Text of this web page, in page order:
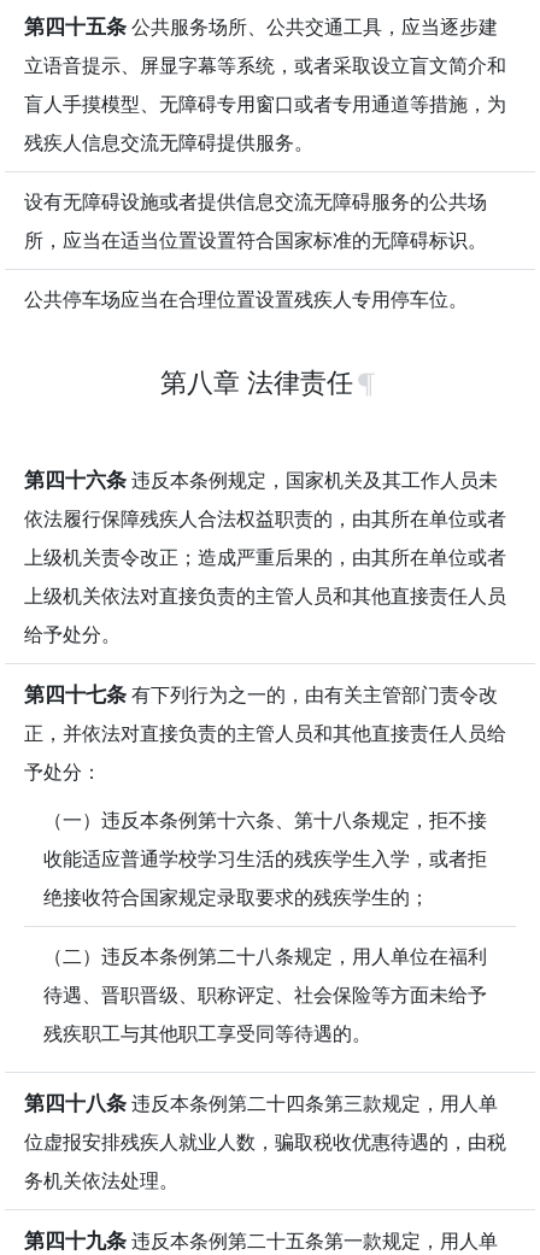
第四十五条公共服务场所、公共交通工具，应当逐步建
立语音提示、屏显字幕等系统，或者采取设立盲文简介和
盲人手摸模型、无障碍专用窗口或者专用通道等措施，为
残疾人信息交流无障碍提供服务。
设有无障碍设施或者提供信息交流无障碍服务的公共场
所，应当在适当位置设置符合国家标准的无障碍标识。
公共停车场应当在合理位置设置残疾人专用停车位。
第八章 法律责任
第四十六条违反本条例规定，国家机关及其工作人员未
依法履行保障残疾人合法权益职责的，由其所在单位或者
上级机关责令改正；造成严重后果的，由其所在单位或者
上级机关依法对直接负责的主管人员和其他直接责任人员
给予处分。
第四十七条有下列行为之一的，由有关主管部门责令改
正，并依法对直接负责的主管人员和其他直接责任人员给
予处分：
（一）违反本条例第十六条、第十八条规定，拒不接
收能适应普通学校学习生活的残疾学生入学，或者拒
绝接收符合国家规定录取要求的残疾学生的；
（二）违反本条例第二十八条规定，用人单位在福利
待遇、晋职晋级、职称评定、社会保险等方面未给予
残疾职工与其他职工享受同等待遇的。
第四十八条违反本条例第二十四条第三款规定，用人单
位虚报安排残疾人就业人数，骗取税收优惠待遇的，由税
务机关依法处理。
第四十九条违反本条例第二十五条第一款规定，用人单